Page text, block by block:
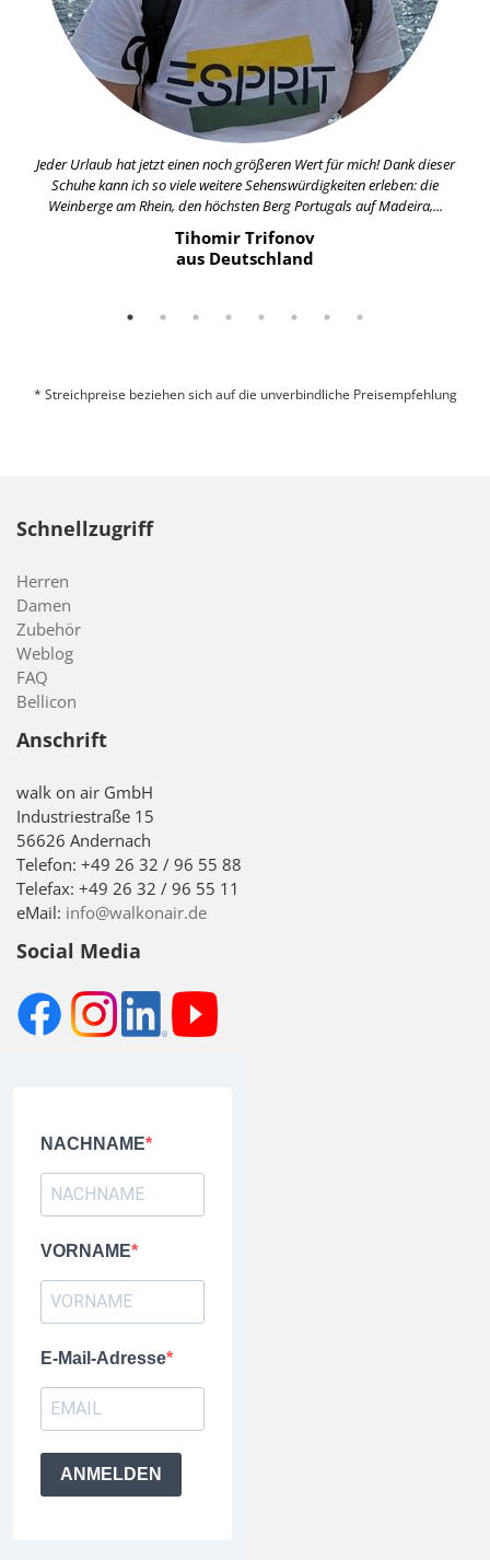
Jeder Urlaub hat jetzt einen noch größeren Wert für mich! Dank dieser
Schuhe kann ich so viele weitere Sehenswürdigkeiten erleben: die
Weinberge am Rhein, den höchsten Berg Portugals auf Madeira,...
Tihomir Trifonov
aus Deutschland
* Streichpreise beziehen sich auf die unverbindliche Preisempfehlung
Schnellzugriff
Herren
Damen
Zubehör
Weblog
FAQ
Bellicon
Anschrift
walk on air GmbH
Industriestraße 15
56626 Andernach
Telefon: +49 26 32 / 96 55 88
Telefax: +49 26 32 / 96 55 11
eMail: info@walkonair.de
Social Media
NACHNAME
VORNAME
E-Mail-Adresse
ANMELDEN